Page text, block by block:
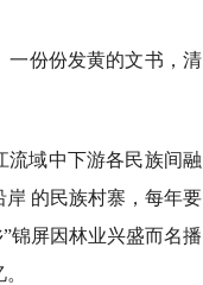
份份发黄的文书，清
域中下游各民族间融
的民族村寨，每年要
锦屏因林业兴盛而名播